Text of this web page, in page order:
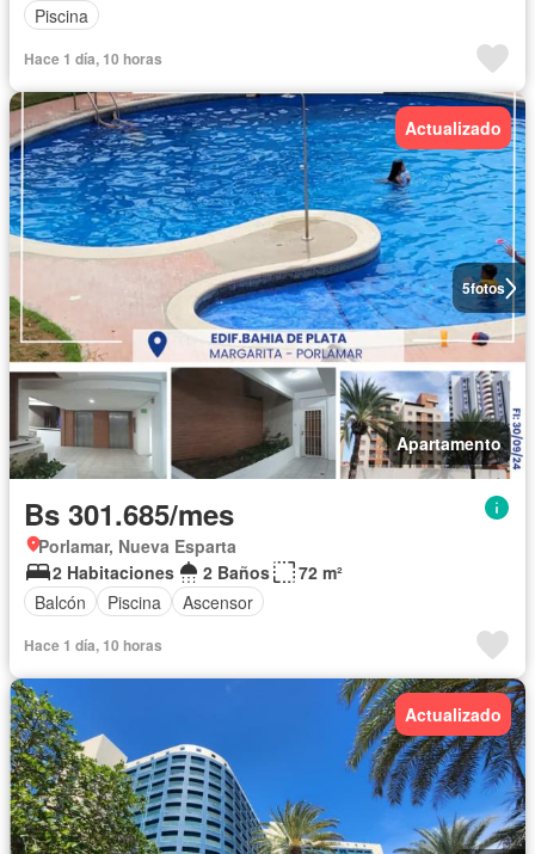
Piscina
Hace 1 día, 10 horas
5fotos
Actualizado
Apartamento
Bs 301.685/mes
Porlamar, Nueva Esparta
2 Habitaciones
2 Baños
72 m²
Balcón
Piscina Ascensor
Hace 1 día, 10 horas
Actualizado